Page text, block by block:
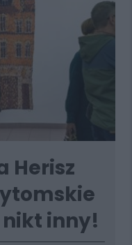
Herisz
inny!